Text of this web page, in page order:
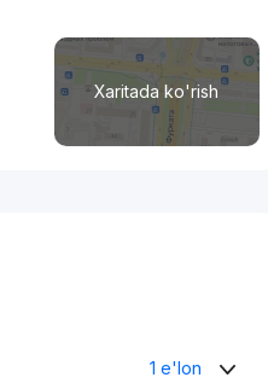
Xaritada ko'rish
1 e'lon